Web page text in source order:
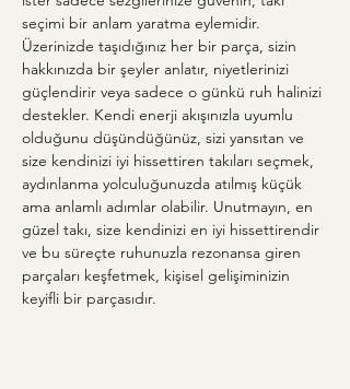
seçimi bir anlam yaratma eylemidir.
Üzerinizde taşıdığınız her bir parça, sizin
hakkınızda bir şeyler anlatır, niyetlerinizi
güçlendirir veya sadece o günkü ruh halinizi
destekler. Kendi enerji akışınızla uyumlu
olduğunu düşündüğünüz, sizi yansıtan ve
size kendinizi iyi hissettiren takıları seçmek,
aydınlanma yolculuğunuzda atılmış küçük
ama anlamlı adımlar olabilir. Unutmayın, en
güzel takı, size kendinizi en iyi hissettirendir
ve bu süreçte ruhunuzla rezonansa giren
parçaları keşfetmek, kişisel gelişiminizin
keyifli bir parçasıdır.